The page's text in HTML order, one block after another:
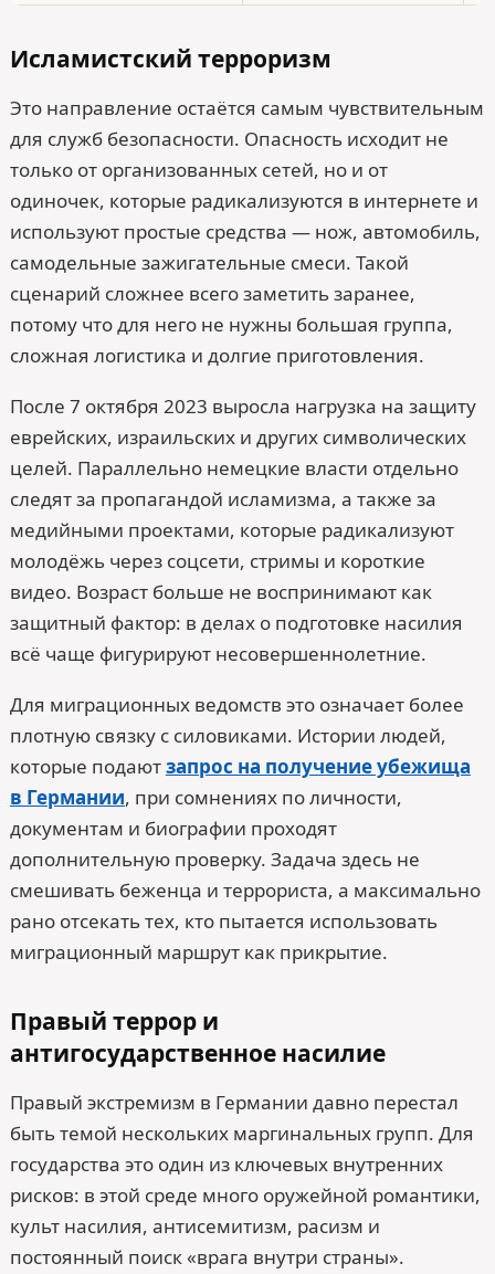
Исламистский терроризм
Это направление остаётся самым чувствительным
для служб безопасности. Опасность исходит не
только от организованных сетей, но и от
одиночек, которые радикализуются в интернете и
используют простые средства — нож, автомобиль,
самодельные зажигательные смеси. Такой
сценарий сложнее всего заметить заранее,
потому что для него не нужны большая группа,
сложная логистика и долгие приготовления.
После 7 октября 2023 выросла нагрузка на защиту
еврейских, израильских и других символических
целей. Параллельно немецкие власти отдельно
следят за пропагандой исламизма, а также за
медийными проектами, которые радикализуют
молодёжь через соцсети, стримы и короткие
видео. Возраст больше не воспринимают как
защитный фактор: в делах о подготовке насилия
всё чаще фигурируют несовершеннолетние.
Для миграционных ведомств это означает более
плотную связку с силовиками. Истории людей,
которые подаютзапрос на получение убежища
в Германии, при сомнениях по личности,
документам и биографии проходят
дополнительную проверку. Задача здесь не
смешивать беженца и террориста, а максимально
рано отсекать тех, кто пытается использовать
миграционный маршрут как прикрытие.
Правый террор и
антигосударственное насилие
Правый экстремизм в Германии давно перестал
быть темой нескольких маргинальных групп. Для
государства это один из ключевых внутренних
рисков: в этой среде много оружейной романтики,
культ насилия, антисемитизм, расизм и
постоянный поиск «врага внутри страны».